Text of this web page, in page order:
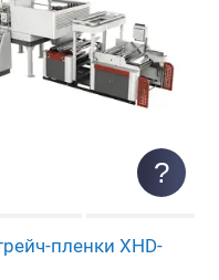
пленки XHD-
?